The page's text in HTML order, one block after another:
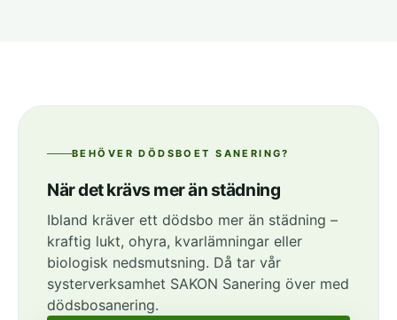
BEHÖVER DÖDSBOET SANERING?
När det krävs mer än städning
Ibland kräver ett dödsbo mer än städning –
kraftig lukt, ohyra, kvarlämningar eller
biologisk nedsmutsning. Då tar vår
systerverksamhet SAKON Sanering över med
dödsbosanering.